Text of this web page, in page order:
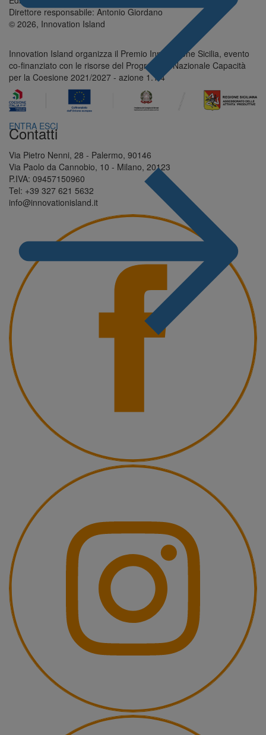
ENTRA ESCI
Direttore responsabile: Antonio Giordano
© 2026, Innovation Island
Innovation Island organizza il Premio Innovazione Sicilia, evento
co-finanziato con le risorse del Programma Nazionale Capacità
per la Coesione 2021/2027 - azione 1.1.4
Contatti
Via Pietro Nenni, 28 - Palermo, 90146
Via Paolo da Cannobio, 10 - Milano, 20123
P.IVA: 09457150960
Tel: +39 327 621 5632
info@innovationisland.it